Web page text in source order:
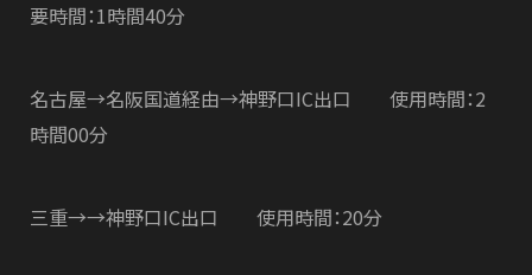
要時間：1時間40分
名古屋→名阪国道経由→神野口IC出口 使用時間：2
時間00分
三重→→神野口IC出口 使用時間：20分